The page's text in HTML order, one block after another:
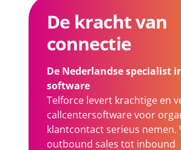
De kracht van
connectie
De Nederlandse specialist
software
Telforce levert krachtige en
callcentersoftware voor
klantcontact serieus nemen.
outbound sales tot inbound